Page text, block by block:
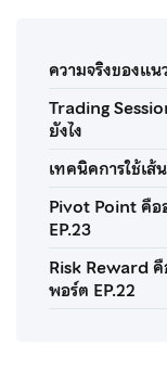
ความจริงของแ
Trading
ยังไง
เทคนิคการใช้เส้
Pivot Point คืออ
EP.23
Risk Reward คื
พอร์ต EP.22